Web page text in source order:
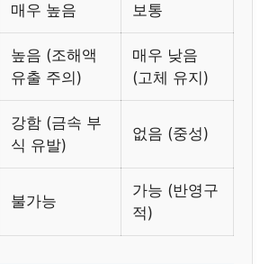
매우 높음 보통
높음 (조해액
유출 주의)
매우 낮음
(고체 유지)
강함 (금속 부
식 유발)
없음 (중성)
불가능
가능 (반영구
적)